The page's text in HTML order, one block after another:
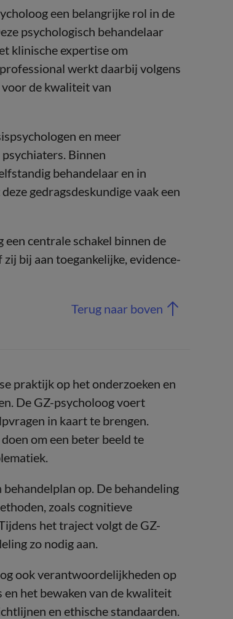
een belangrijke rol in de
psychologisch behandelaar
klinische expertise om
werkt daarbij volgens
de kwaliteit van
en meer
Binnen
behandelaar en in
gedragsdeskundige vaak een
centrale schakel binnen de
bij aan toegankelijke, evidence-
Terug naar boven
praktijk op het onderzoeken en
De GZ-psycholoog voert
in kaart te brengen.
om een beter beeld te
op. De behandeling
zoals cognitieve
het traject volgt de GZ-
zo nodig aan.
ook verantwoordelijkheden op
het bewaken van de kwaliteit
en ethische standaarden.